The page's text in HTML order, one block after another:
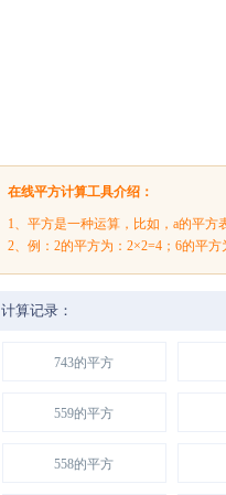
在线平方计算工具介绍：
1、平方是一种运算，比如，a的平方
2、例：2的平方为：2×2=4；6的平方
计算记录：
743的平方
559的平方
558的平方